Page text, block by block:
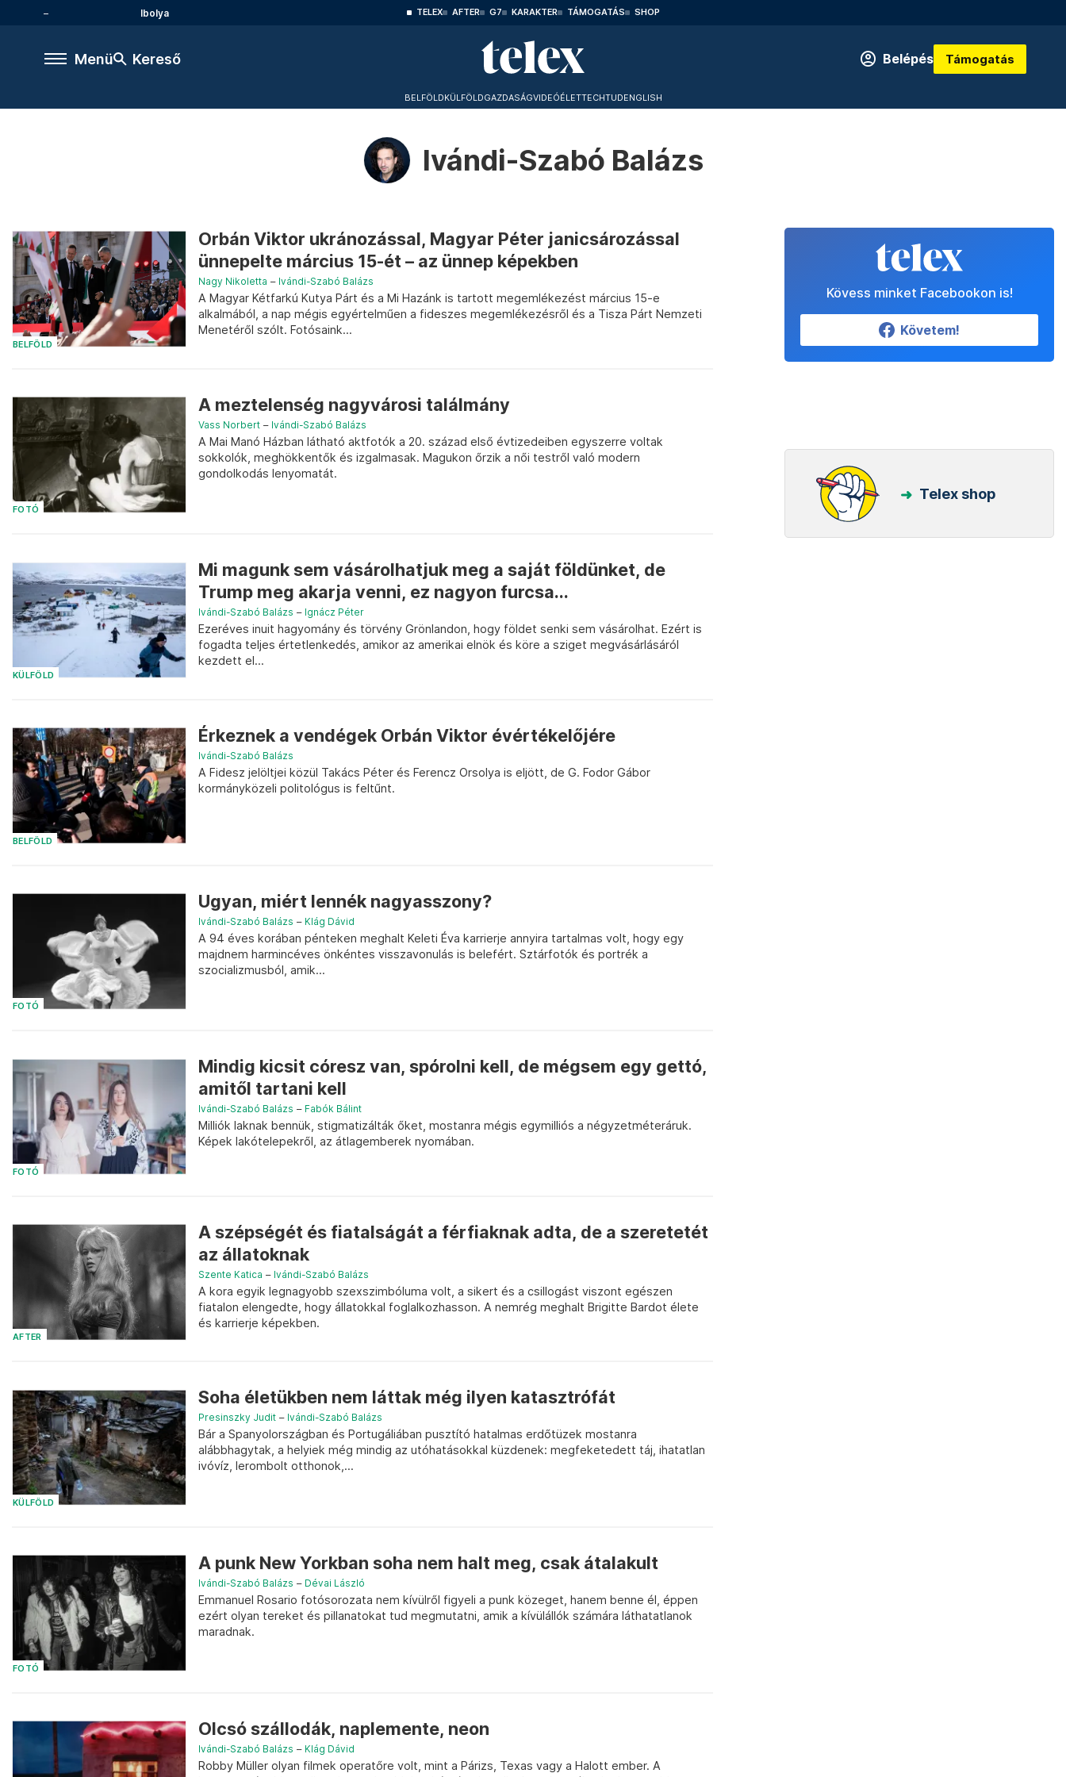
Ibolya TELEX AFTER G7 KARAKTER TÁMOGATÁS SHOP
Menü Kereső Belépés Támogatás
BELFÖLDKÜLFÖLDGAZDASÁGVIDEÓÉLETTECHTUDENGLISH
Ivándi-Szabó Balázs
BELFÖLD
Orbán Viktor ukránozással, Magyar Péter janicsározással
ünnepelte március 15-ét – az ünnep képekben
Nagy Nikoletta – Ivándi-Szabó Balázs
A Magyar Kétfarkú Kutya Párt és a Mi Hazánk is tartott megemlékezést március 15-e
alkalmából, a nap mégis egyértelműen a fideszes megemlékezésről és a Tisza Párt Nemzeti
Menetéről szólt. Fotósaink...
FOTÓ
A meztelenség nagyvárosi találmány
Vass Norbert – Ivándi-Szabó Balázs
A Mai Manó Házban látható aktfotók a 20. század első évtizedeiben egyszerre voltak
sokkolók, meghökkentők és izgalmasak. Magukon őrzik a női testről való modern
gondolkodás lenyomatát.
KÜLFÖLD
Mi magunk sem vásárolhatjuk meg a saját földünket, de
Trump meg akarja venni, ez nagyon furcsa...
Ivándi-Szabó Balázs – Ignácz Péter
Ezeréves inuit hagyomány és törvény Grönlandon, hogy földet senki sem vásárolhat. Ezért is
fogadta teljes értetlenkedés, amikor az amerikai elnök és köre a sziget megvásárlásáról
kezdett el...
BELFÖLD
Érkeznek a vendégek Orbán Viktor évértékelőjére
Ivándi-Szabó Balázs
A Fidesz jelöltjei közül Takács Péter és Ferencz Orsolya is eljött, de G. Fodor Gábor
kormányközeli politológus is feltűnt.
FOTÓ
Ugyan, miért lennék nagyasszony?
Ivándi-Szabó Balázs – Klág Dávid
A 94 éves korában pénteken meghalt Keleti Éva karrierje annyira tartalmas volt, hogy egy
majdnem harmincéves önkéntes visszavonulás is belefért. Sztárfotók és portrék a
szocializmusból, amik...
FOTÓ
Mindig kicsit córesz van, spórolni kell, de mégsem egy gettó,
amitől tartani kell
Ivándi-Szabó Balázs – Fabók Bálint
Milliók laknak bennük, stigmatizálták őket, mostanra mégis egymilliós a négyzetméteráruk.
Képek lakótelepekről, az átlagemberek nyomában.
AFTER
A szépségét és fiatalságát a férfiaknak adta, de a szeretetét
az állatoknak
Szente Katica – Ivándi-Szabó Balázs
A kora egyik legnagyobb szexszimbóluma volt, a sikert és a csillogást viszont egészen
fiatalon elengedte, hogy állatokkal foglalkozhasson. A nemrég meghalt Brigitte Bardot élete
és karrierje képekben.
KÜLFÖLD
Soha életükben nem láttak még ilyen katasztrófát
Presinszky Judit – Ivándi-Szabó Balázs
Bár a Spanyolországban és Portugáliában pusztító hatalmas erdőtüzek mostanra
alábbhagytak, a helyiek még mindig az utóhatásokkal küzdenek: megfeketedett táj, ihatatlan
ivóvíz, lerombolt otthonok,...
FOTÓ
A punk New Yorkban soha nem halt meg, csak átalakult
Ivándi-Szabó Balázs – Dévai László
Emmanuel Rosario fotósorozata nem kívülről figyeli a punk közeget, hanem benne él, éppen
ezért olyan tereket és pillanatokat tud megmutatni, amik a kívülállók számára láthatatlanok
maradnak.
Olcsó szállodák, naplemente, neon
Ivándi-Szabó Balázs – Klág Dávid
Robby Müller olyan filmek operatőre volt, mint a Párizs, Texas vagy a Halott ember. A
Kövess minket Facebookon is!
Követem!
Telex shop